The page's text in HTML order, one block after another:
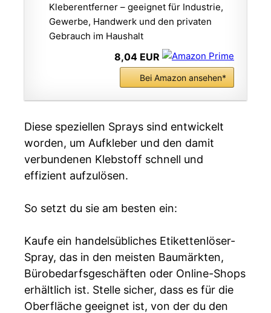
Kleberentferner – geeignet für Industrie,
Gewerbe, Handwerk und den privaten
Gebrauch im Haushalt
8,04 EUR
Bei Amazon ansehen*
Diese speziellen Sprays sind entwickelt
worden, um Aufkleber und den damit
verbundenen Klebstoff schnell und
effizient aufzulösen.
So setzt du sie am besten ein:
Kaufe ein handelsübliches Etikettenlöser-
Spray, das in den meisten Baumärkten,
Bürobedarfsgeschäften oder Online-Shops
erhältlich ist. Stelle sicher, dass es für die
Oberfläche geeignet ist, von der du den